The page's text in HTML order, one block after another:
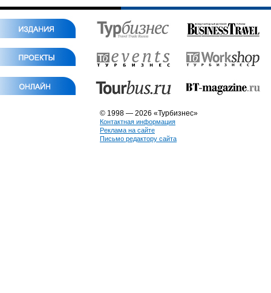
© 1998 — 2026 «Турбизнес»
Контактная информация
Реклама на сайте
Письмо редактору сайта